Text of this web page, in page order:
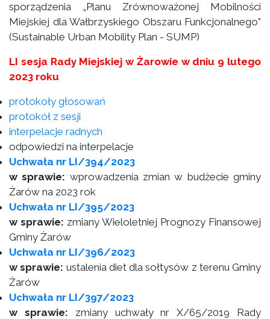
sporządzenia „Planu Zrównoważonej Mobilności
Miejskiej dla Wałbrzyskiego Obszaru Funkcjonalnego”
(Sustainable Urban Mobility Plan - SUMP)
LI sesja Rady Miejskiej w Żarowie w dniu 9 lutego
2023 roku
protokoły głosowań
protokół z sesji
interpelacje radnych
odpowiedzi na interpelacje
Uchwała nr LI/394/2023
w sprawie: wprowadzenia zmian w budżecie gminy
Żarów na 2023 rok
Uchwała nr LI/395/2023
w sprawie: zmiany Wieloletniej Prognozy Finansowej
Gminy Żarów
Uchwała nr LI/396/2023
w sprawie: ustalenia diet dla sołtysów z terenu Gminy
Żarów
Uchwała nr LI/397/2023
w sprawie: zmiany uchwały nr X/65/2019 Rady